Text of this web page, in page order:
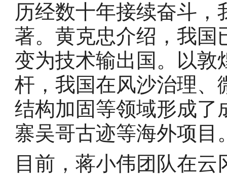
历经数十年接续奋斗
著。黄克忠介绍，我国
变为技术输出国。以敦
杆，我国在风沙治理、
结构加固等领域形成了
寨吴哥古迹等海外项目
目前，蒋小伟团队在